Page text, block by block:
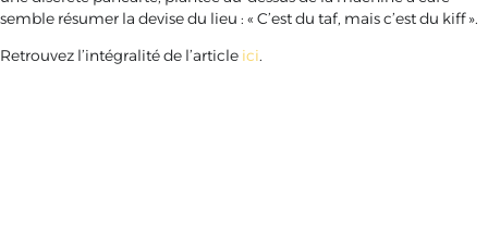
semble résumer la devise du lieu : « C’est du taf, mais c’est du kiff ».
Retrouvez l’intégralité de l’article ici.